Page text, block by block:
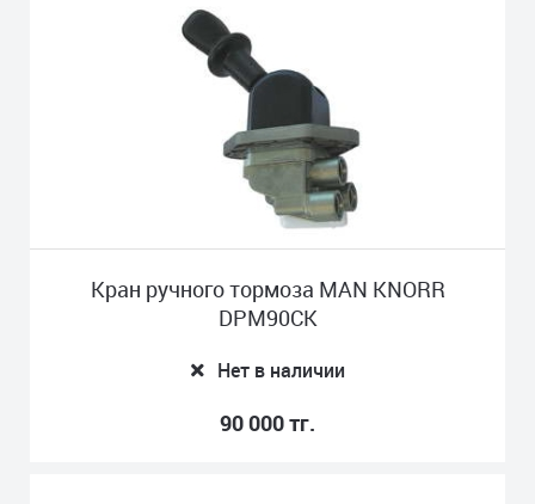
Кран ручного тормоза MAN KNORR
DPM90CK
Нет в наличии
90 000 тг.